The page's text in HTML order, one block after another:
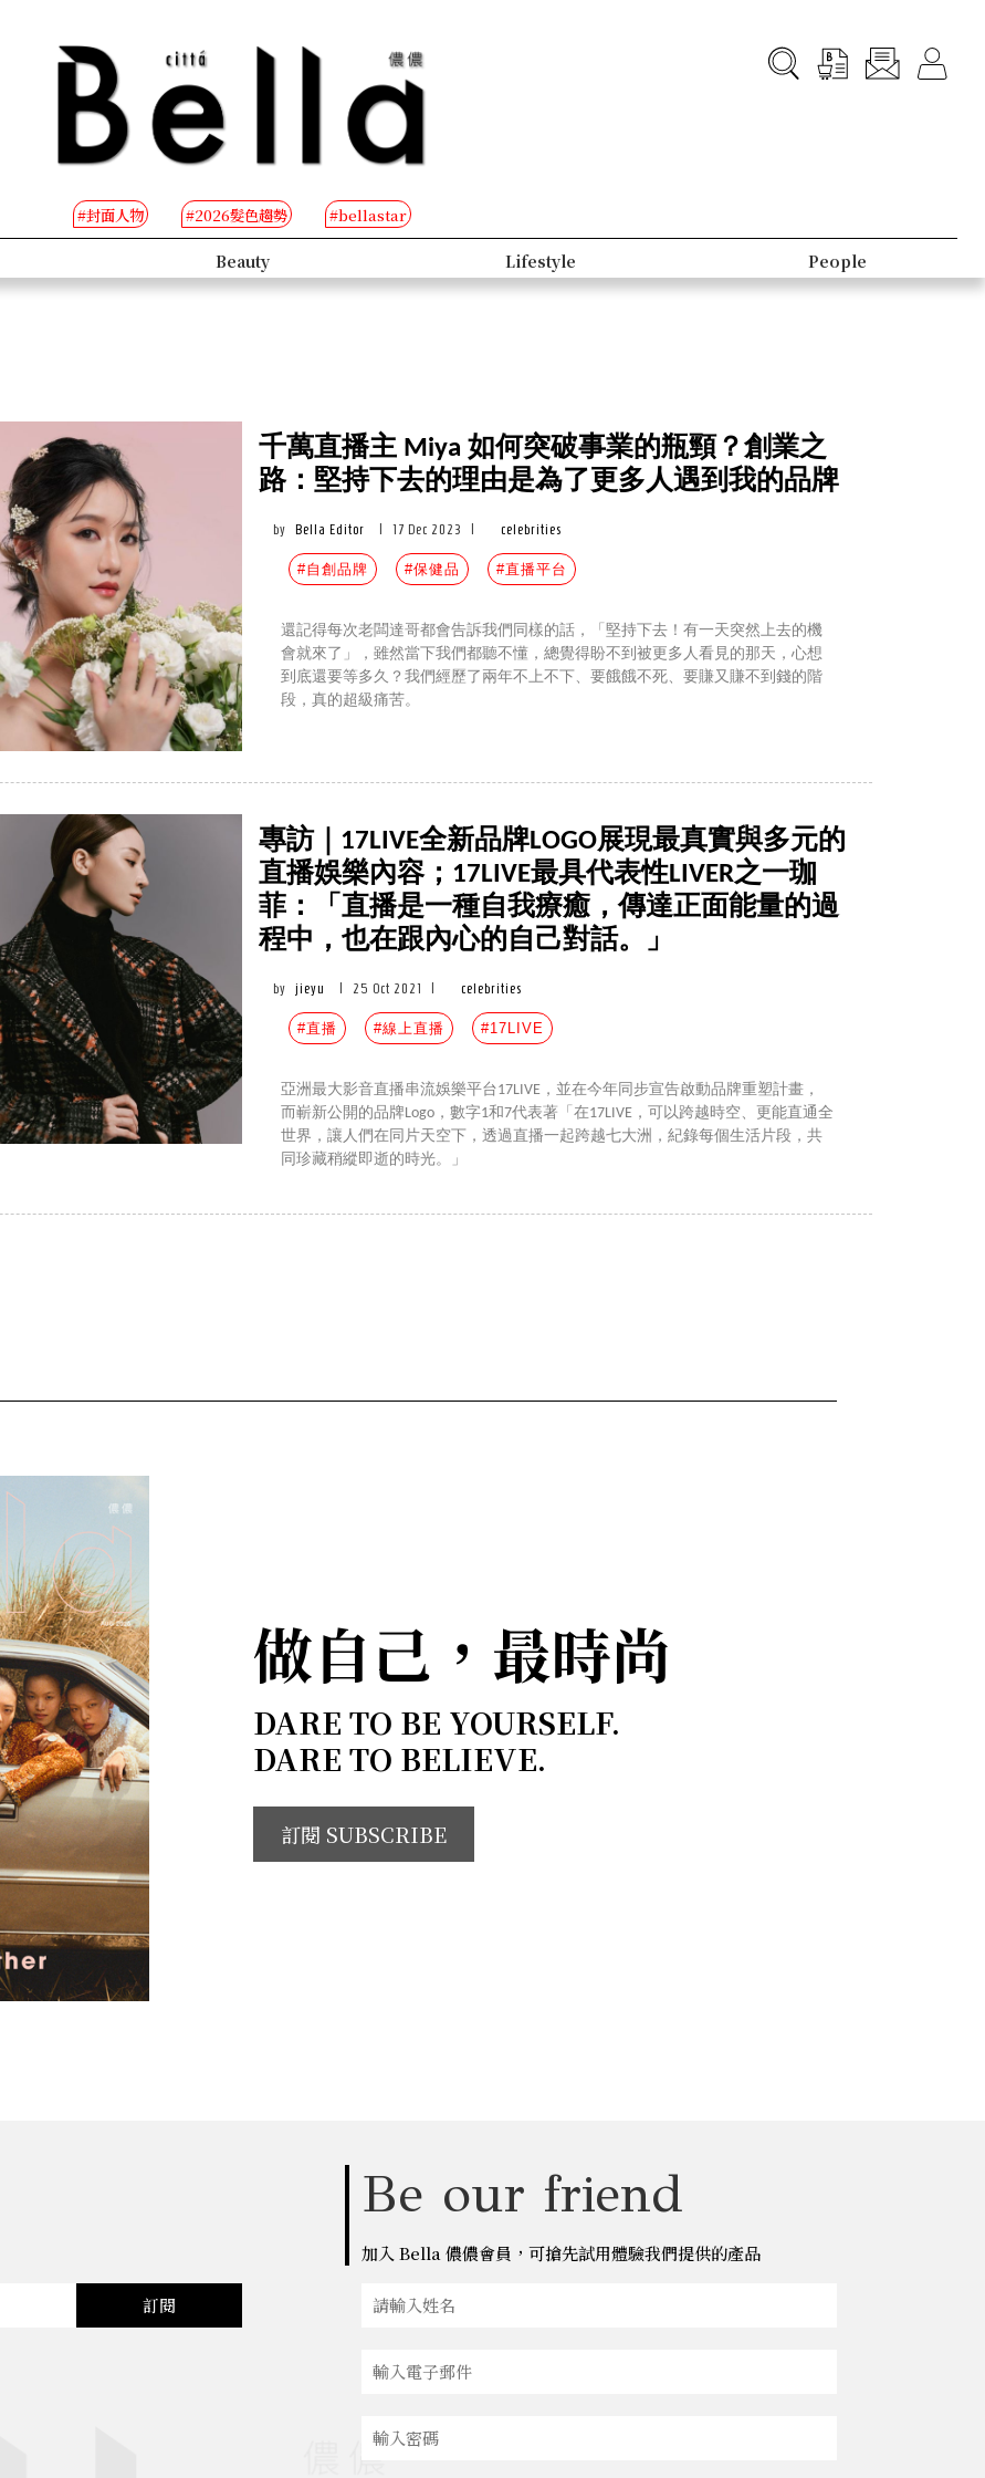
#封面人物 #2026髮色趨勢 #bellastar
Beauty Lifestyle People
千萬直播主 Miya 如何突破事業的瓶頸？創業之
路：堅持下去的理由是為了更多人遇到我的品牌
by Bella Editor 17 Dec 2023 celebrities
#自創品牌 #保健品 #直播平台
還記得每次老闆達哥都會告訴我們同樣的話，「堅持下去！有一天突然上去的機
會就來了」，雖然當下我們都聽不懂，總覺得盼不到被更多人看見的那天，心想
到底還要等多久？我們經歷了兩年不上不下、要餓餓不死、要賺又賺不到錢的階
段，真的超級痛苦。
專訪｜17LIVE全新品牌LOGO展現最真實與多元的
直播娛樂內容；17LIVE最具代表性LIVER之一珈
菲：「直播是一種自我療癒，傳達正面能量的過
程中，也在跟內心的自己對話。」
by jieyu 25 Oct 2021 celebrities
#直播 #線上直播 #17LIVE
亞洲最大影音直播串流娛樂平台17LIVE，並在今年同步宣告啟動品牌重塑計畫，
而嶄新公開的品牌Logo，數字1和7代表著「在17LIVE，可以跨越時空、更能直通全
世界，讓人們在同片天空下，透過直播一起跨越七大洲，紀錄每個生活片段，共
同珍藏稍縱即逝的時光。」
做自己，最時尚
DARE TO BE YOURSELF.
DARE TO BELIEVE.
訂閱 SUBSCRIBE
訂閱
Be our friend
加入 Bella 儂儂會員，可搶先試用體驗我們提供的產品